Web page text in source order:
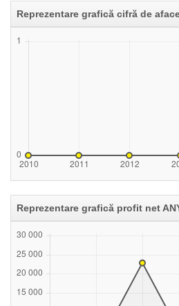
Reprezentare grafică cifră de
Reprezentare grafică profit net